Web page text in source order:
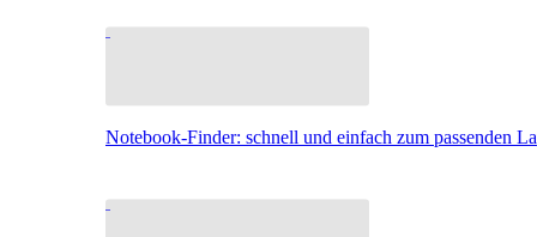
Notebook-Finder: schnell und einfach zum passenden